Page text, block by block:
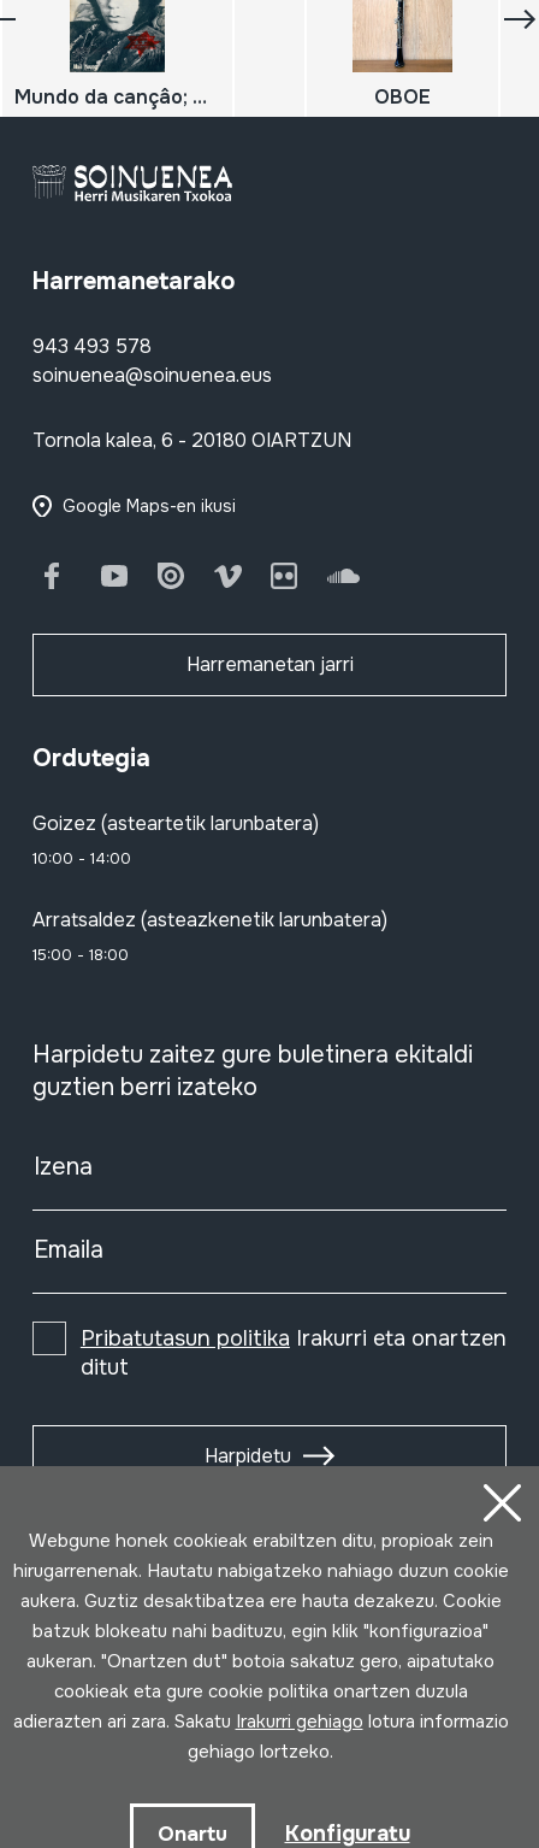
Mundo da cançâo; Neil Young; OBOE
Harremanetarako
943 493 578
soinuenea@soinuenea.eus
Tornola kalea, 6 - 20180 OIARTZUN
Google Maps-en ikusi
FacebookYoutube Issuu Vimeo Flickr SoundCloud
Harremanetan jarri
Ordutegia
Goizez (asteartetik larunbatera)
10:00 - 14:00
Arratsaldez (asteazkenetik larunbatera)
15:00 - 18:00
Harpidetu zaitez gure buletinera ekitaldi
guztien berri izateko
Izena
Emaila
Pribatutasun politika Irakurri eta onartzen
ditut
Harpidetu
Erabilpen baldintzak Pribatutasun politika
Loturak garatua
Webgune honek cookieak erabiltzen ditu, propioak zein
hirugarrenenak. Hautatu nabigatzeko nahiago duzun cookie
aukera. Guztiz desaktibatzea ere hauta dezakezu. Cookie
batzuk blokeatu nahi badituzu, egin klik "konfigurazioa"
aukeran. "Onartzen dut" botoia sakatuz gero, aipatutako
cookieak eta gure cookie politika onartzen duzula
adierazten ari zara. Sakatu Irakurri gehiago lotura informazio
gehiago lortzeko.
Onartu Konfiguratu